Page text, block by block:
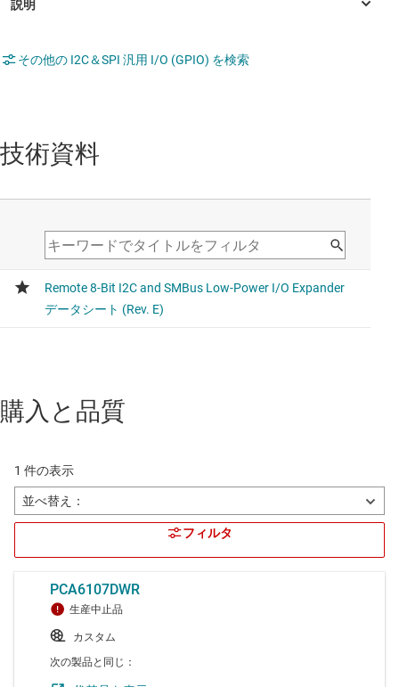
その他の I2C＆SPI 汎用 I/O (GPIO) を検索
技術資料
購入と品質